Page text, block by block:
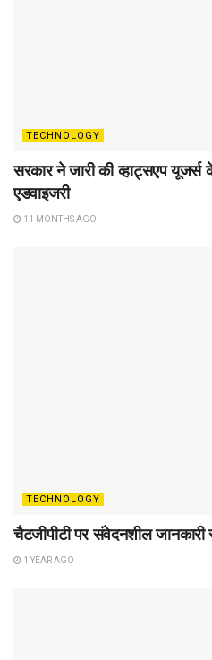
TECHNOLOGY
सरकार ने जारी की व्हाट्सएप यूजर्स
एडवाइजरी
11 MONTHS AGO
TECHNOLOGY
चैटजीपीटी पर संवेदनशील जानकारी
1 YEAR AGO